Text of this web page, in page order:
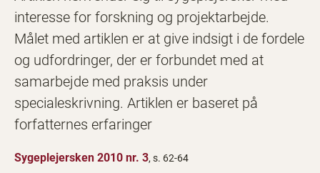
interesse for forskning og projektarbejde.
Målet med artiklen er at give indsigt i de fordele
og udfordringer, der er forbundet med at
samarbejde med praksis under
specialeskrivning. Artiklen er baseret på
forfatternes erfaringer
Sygeplejersken 2010 nr. 3, s. 62-64